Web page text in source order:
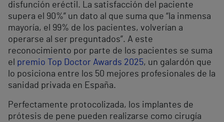
disfunción eréctil. La satisfacción del paciente
supera el 90%” un dato al que suma que “la inmensa
mayoría, el 99% de los pacientes, volverían a
operarse al ser preguntados”. A este
reconocimiento por parte de los pacientes se suma
el premio Top Doctor Awards 2025, un galardón que
lo posiciona entre los 50 mejores profesionales de la
sanidad privada en España.
Perfectamente protocolizada, los implantes de
prótesis de pene pueden realizarse como cirugía